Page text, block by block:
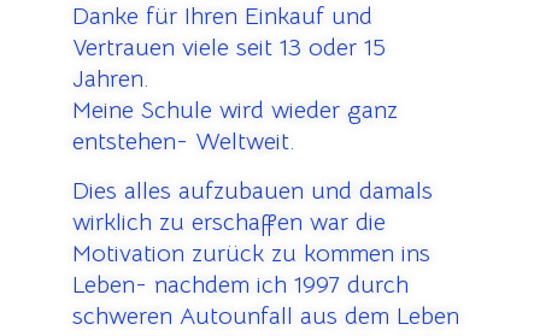
Danke für Ihren Einkauf und
Vertrauen viele seit 13 oder 15
Jahren.
Meine Schule wird wieder ganz
entstehen- Weltweit.
Dies alles aufzubauen und damals
wirklich zu erschaffen war die
Motivation zurück zu kommen ins
Leben- nachdem ich 1997 durch
schweren Autounfall aus dem Leben